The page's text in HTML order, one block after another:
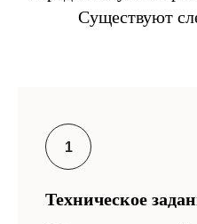
Существуют
Техническое